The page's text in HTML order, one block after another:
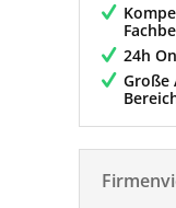
24h
Große